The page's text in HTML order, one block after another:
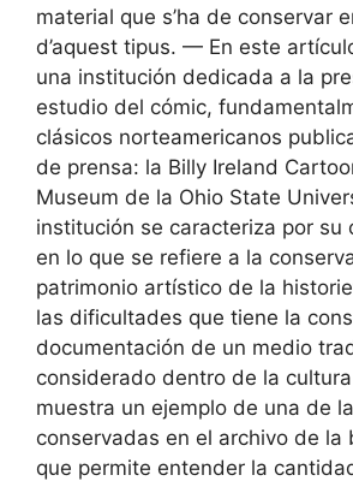
material que s’ha de conservar
d’aquest tipus. — En este
una institución dedicada a la
estudio del cómic,
clásicos norteamericanos
de prensa: la Billy Ireland
Museum de la Ohio State
institución se caracteriza por su
en lo que se refiere a la
patrimonio artístico de la
las dificultades que tiene la
documentación de un medio
considerado dentro de la
muestra un ejemplo de una de
conservadas en el archivo de la
que permite entender la